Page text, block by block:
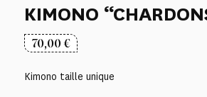
KIMONO
70,00€
Kimono taille unique